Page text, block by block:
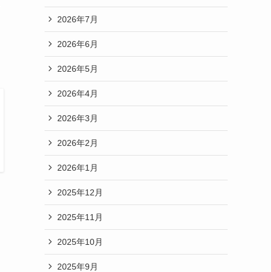
2026年7月
2026年6月
2026年5月
2026年4月
2026年3月
2026年2月
2026年1月
2025年12月
2025年11月
2025年10月
2025年9月